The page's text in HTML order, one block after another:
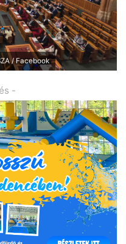
/ Facebook
-